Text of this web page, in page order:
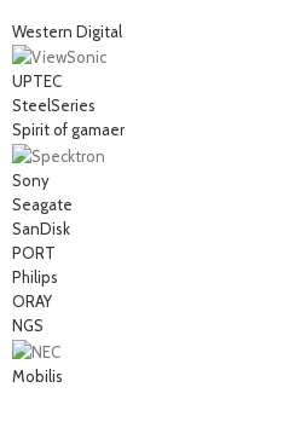
Western Digital
UPTEC
SteelSeries
Spirit of gamaer
Sony
Seagate
SanDisk
PORT
Philips
ORAY
NGS
Mobilis